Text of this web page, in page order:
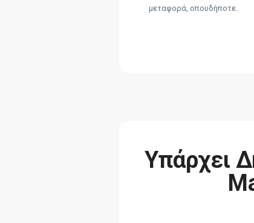
μεταφορά, οπουδήποτε.
Υπάρχει